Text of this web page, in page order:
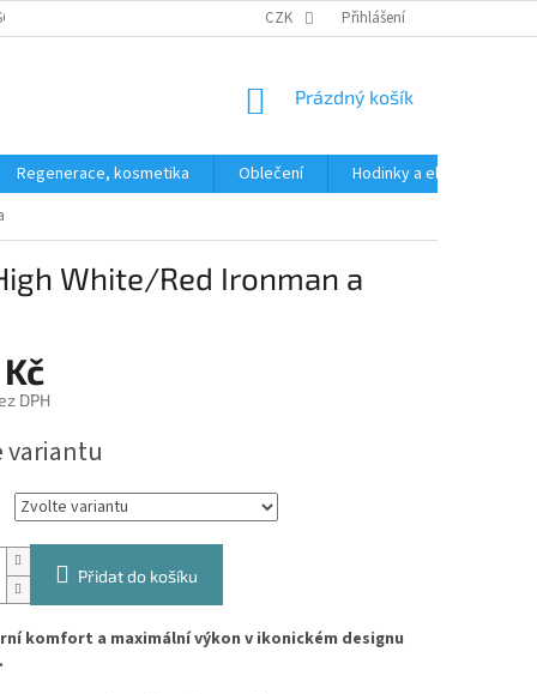
ÚDAJŮ CZK Přihlášení
NÁKUPNÍ
Prázdný košík
Regenerace, kosmetika Oblečení
Hodinky a elektronika
White/Red Ironman a
DPH
variantu
Přidat do košíku
komfort a maximální výkon v ikonickém designu